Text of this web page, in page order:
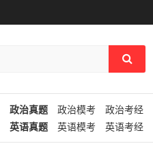
政治真题 政治模考
政治考经
英语真题
英语模考 英语考经